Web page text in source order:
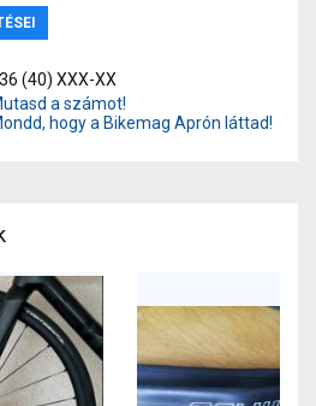
(40) XXX-XX
a számot!
hogy a Bikemag Aprón láttad!